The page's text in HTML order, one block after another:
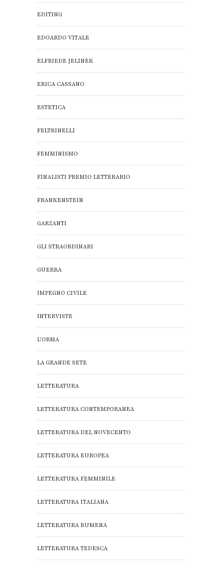
EDITING
EDOARDO VITALE
ELFRIEDE JELINEK
ERICA CASSANO
ESTETICA
FELTRINELLI
FEMMINISMO
FINALISTI PREMIO LETTERARIO
FRANKENSTEIN
GARZANTI
GLI STRAORDINARI
GUERRA
IMPEGNO CIVILE
INTERVISTE
L'ORMA
LA GRANDE SETE
LETTERATURA
LETTERATURA CONTEMPORANEA
LETTERATURA DEL NOVECENTO
LETTERATURA EUROPEA
LETTERATURA FEMMINILE
LETTERATURA ITALIANA
LETTERATURA RUMENA
LETTERATURA TEDESCA